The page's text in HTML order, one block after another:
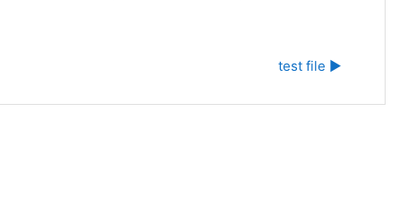
test file ▶︎